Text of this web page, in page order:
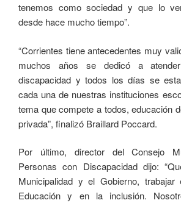
tenemos como sociedad y que lo
desde hace mucho tiempo”.
“Corrientes tiene antecedentes muy
muchos años se dedicó a
discapacidad y todos los días se
cada una de nuestras instituciones
tema que compete a todos, educación
privada”, finalizó Braillard Poccard.
Por último, director del Consejo
Personas con Discapacidad dijo:
Municipalidad y el Gobierno,
Educación y en la inclusión.